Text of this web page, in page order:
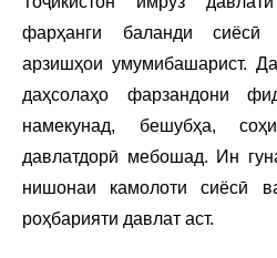
фарҳанги баланди сиёсӣ
арзишҳои умумибашарист.
даҳсолаҳо фарзандони
намекунад, бешубҳа,
давлатдорӣ мебошад. Ин
нишонаи камолоти сиёсӣ
роҳбарияти давлат аст.